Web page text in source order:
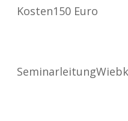
Kosten150 Euro
Seminarleitung